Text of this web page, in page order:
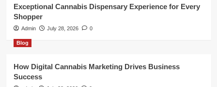
Exceptional Cannabis Dispensary Experience for Every
Shopper
Admin July 28, 2026 0
Blog
How Digital Cannabis Marketing Drives Business
Success